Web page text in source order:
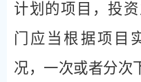
计划的项目，投
门应当根据项目
况，一次或者分次